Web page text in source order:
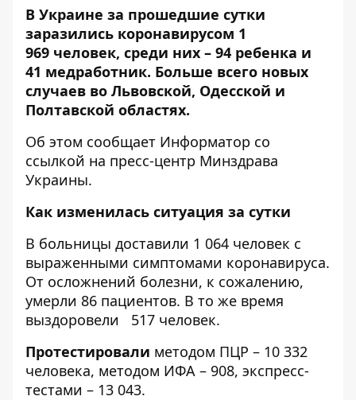
В Украине за прошедшие сутки
заразились коронавирусом 1
969 человек, среди них – 94 ребенка и
41 медработник. Больше всего новых
случаев во Львовской, Одесской и
Полтавской областях.
Об этом сообщает Информатор со
ссылкой на пресс-центр Минздрава
Украины.
Как изменилась ситуация за сутки
В больницы доставили 1 064 человек с
выраженными симптомами коронавируса.
От осложнений болезни, к сожалению,
умерли 86 пациентов. В то же время
выздоровели 517 человек.
Протестировали методом ПЦР – 10 332
человека, методом ИФА – 908, экспресс-
тестами – 13 043.